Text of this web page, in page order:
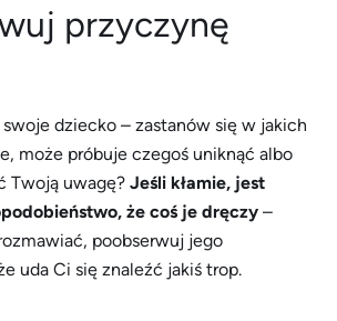
przyczynę
dziecko – zastanów się w jakich
może próbuje czegoś uniknąć albo
Twoją uwagę? Jeśli kłamie, jest
że coś je dręczy –
poobserwuj jego
uda Ci się znaleźć jakiś trop.